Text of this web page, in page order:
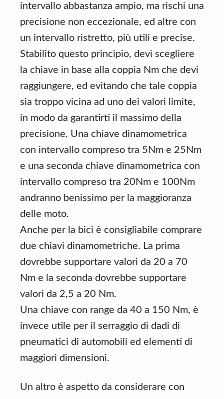
intervallo abbastanza ampio, ma rischi una
precisione non eccezionale, ed altre con
un intervallo ristretto, più utili e precise.
Stabilito questo principio, devi scegliere
la chiave in base alla coppia Nm che devi
raggiungere, ed evitando che tale coppia
sia troppo vicina ad uno dei valori limite,
in modo da garantirti il massimo della
precisione. Una chiave dinamometrica
con intervallo compreso tra 5Nm e 25Nm
e una seconda chiave dinamometrica con
intervallo compreso tra 20Nm e 100Nm
andranno benissimo per la maggioranza
delle moto.
Anche per la bici è consigliabile comprare
due chiavi dinamometriche. La prima
dovrebbe supportare valori da 20 a 70
Nm e la seconda dovrebbe supportare
valori da 2,5 a 20 Nm.
Una chiave con range da 40 a 150 Nm, è
invece utile per il serraggio di dadi di
pneumatici di automobili ed elementi di
maggiori dimensioni.
Un altro è aspetto da considerare con